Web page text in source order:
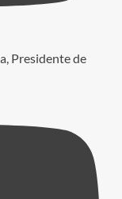
Presidente de